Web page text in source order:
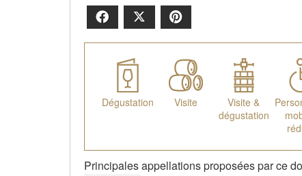
Facebook
Dégustation Visite
Visite &
dégustation
Principales appellations proposées par ce